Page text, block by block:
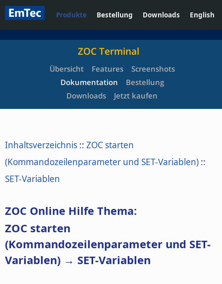
Produkte Bestellung Downloads English
ZOC Terminal
Übersicht Features
Screenshots
Dokumentation
Bestellung
Downloads
Jetzt kaufen
Inhaltsverzeichnis :: ZOC starten
(Kommandozeilenparameter und SET-Variablen) ::
SET-Variablen
ZOC Online Hilfe Thema:
ZOC starten
(Kommandozeilenparameter und SET-
Variablen) → SET-Variablen